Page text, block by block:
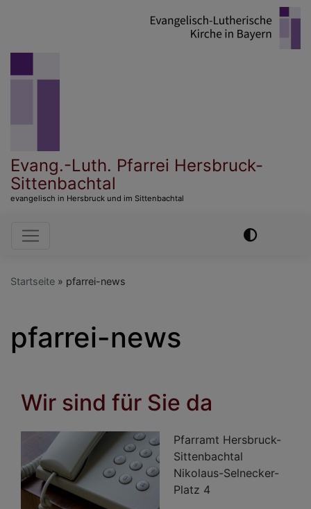
Evang.-Luth. Pfarrei Hersbruck-
Sittenbachtal
evangelisch in Hersbruck und im Sittenbachtal
Hauptnavigation
Startseite pfarrei-news
pfarrei-news
Wir sind für Sie da
Pfarramt Hersbruck-
Sittenbachtal
Nikolaus-Selnecker-
Platz 4